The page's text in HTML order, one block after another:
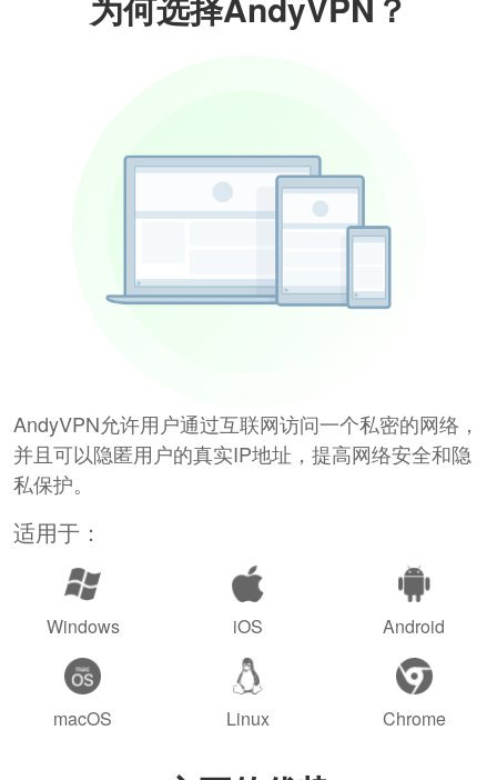
AndyVPN允许用户通过互联网访问一个私密的网络，
并且可以隐匿用户的真实IP地址，提高网络安全和隐
私保护。
适用于：
Windows iOS Android
macOS Linux Chrome